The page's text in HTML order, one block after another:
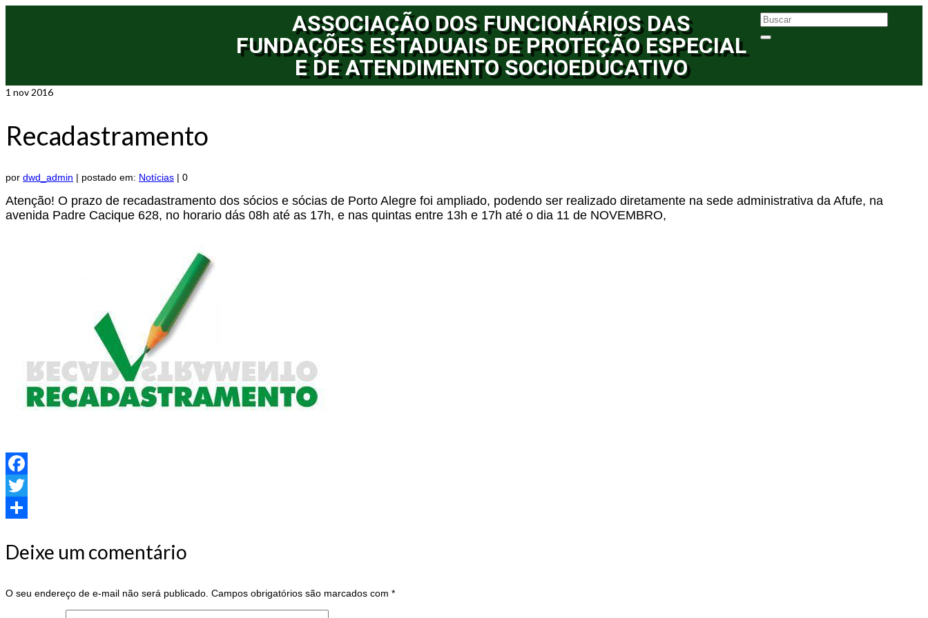
ASSOCIAÇÃO DOS FUNCIONÁRIOS DAS
FUNDAÇÕES ESTADUAIS DE PROTEÇÃO ESPECIAL
E DE ATENDIMENTO SOCIOEDUCATIVO
1 nov 2016
Recadastramento
por dwd_admin | postado em: Notícias | 0
Atenção! O prazo de recadastramento dos sócios e sócias de Porto Alegre foi ampliado, podendo ser realizado diretamente na sede administrativa da Afufe, na
avenida Padre Cacique 628, no horario dás 08h até as 17h, e nas quintas entre 13h e 17h até o dia 11 de NOVEMBRO,
Facebook
Twitter
Deixe um comentário
O seu endereço de e-mail não será publicado. Campos obrigatórios são marcados com *